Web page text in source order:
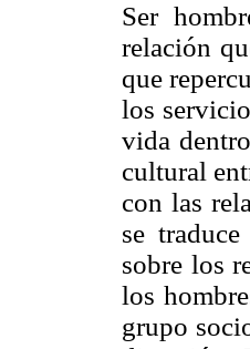
Ser
relación
que
los
vida
cultural
con las
se
sobre los
los
grupo